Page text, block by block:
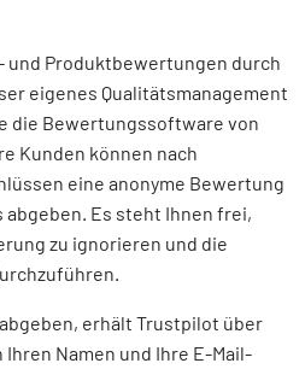
und Produktbewertungen durch
eigenes Qualitätsmanagement
die Bewertungssoftware von
Kunden können nach
eine anonyme Bewertung
Es steht Ihnen frei,
zu ignorieren und die
erhält Trustpilot über
Namen und Ihre E-Mail-